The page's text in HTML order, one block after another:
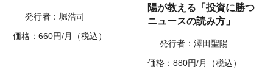
発行者：堀浩司
価格：660円/月（税込）
陽が教える「投資に勝つ
ニュースの読み方」
発行者：澤田聖陽
価格：880円/月（税込）